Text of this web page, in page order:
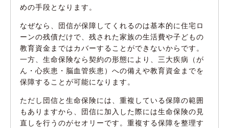
めの手段となります。
なぜなら、団信が保障してくれるのは基本的に住宅ロ
ーンの残債だけで、残された家族の生活費や子どもの
教育資金まではカバーすることができないからです。
一方、生命保険なら契約の形態により、三大疾病（が
ん・心疾患・脳血管疾患）への備えや教育資金までを
保障することが可能になります。
ただし団信と生命保険には、重複している保障の範囲
もありますから、団信に加入した際には生命保険の見
直しを行うのがセオリーです。重複する保障を整理す